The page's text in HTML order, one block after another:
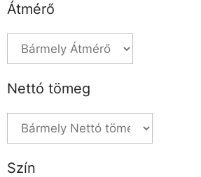
Átmérő
Nettó tömeg
Szín